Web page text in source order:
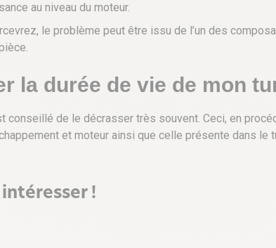
au niveau du moteur.
le problème peut être issu de l’un des
la durée de vie de mon
de le décrasser très souvent. Ceci, en
et moteur ainsi que celle présente dans
!